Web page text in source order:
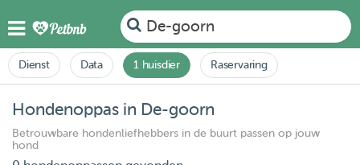
De-goorn
Dienst Data 1 huisdier Raservaring
Hondenoppas in De-goorn
Betrouwbare hondenliefhebbers in de buurt passen op jouw
hond